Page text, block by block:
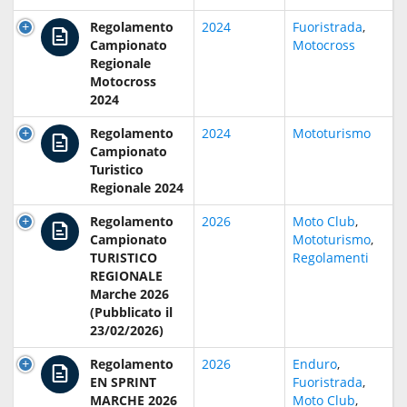
Regolamento
Campionato
Regionale
Motocross
2024
2024 Fuoristrada,
Motocross
Regolamento
Campionato
Turistico
Regionale 2024
2024 Mototurismo
Regolamento
Campionato
TURISTICO
REGIONALE
Marche 2026
(Pubblicato il
23/02/2026)
2026 Moto Club,
Mototurismo,
Regolamenti
Regolamento
EN SPRINT
MARCHE 2026
2026 Enduro,
Fuoristrada,
Moto Club,